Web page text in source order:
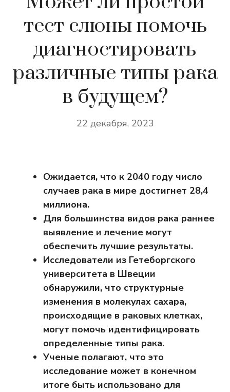
тест слюны помочь
диагностировать
различные типы рака
в будущем?
22 декабря, 2023
Ожидается, что к 2040 году число
случаев рака в мире достигнет 28,4
миллиона.
Для большинства видов рака раннее
выявление и лечение могут
обеспечить лучшие результаты.
Исследователи из Гетеборгского
университета в Швеции
обнаружили, что структурные
изменения в молекулах сахара,
происходящие в раковых клетках,
могут помочь идентифицировать
определенные типы рака.
Ученые полагают, что это
исследование может в конечном
итоге быть использовано для